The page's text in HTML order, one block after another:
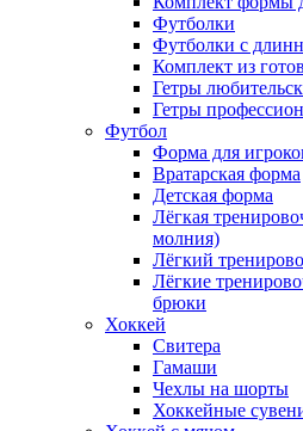
Футболки
Футболки с
Комплект из
Гетры
Гетры
Футбол
Форма для
Вратарская форма
Детская форма
Лёгкая
молния)
Лёгкий
Лёгкие
брюки
Хоккей
Свитера
Гамаши
Чехлы на шорты
Хоккейные